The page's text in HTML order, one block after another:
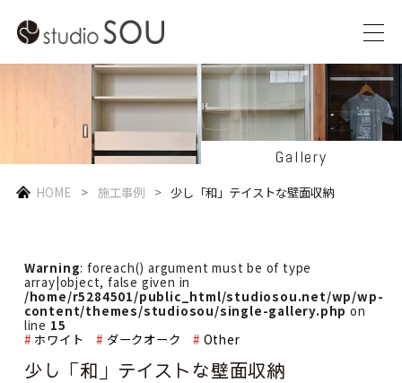
Gallery
HOME 施工事例 少し「和」テイストな壁面収納
Warning: foreach() argument must be of type
array|object, false given in
/home/r5284501/public_html/studiosou.net/wp/wp-
content/themes/studiosou/single-gallery.php on
line 15
ホワイト
ダークオーク Other
少し「和」テイストな壁面収納